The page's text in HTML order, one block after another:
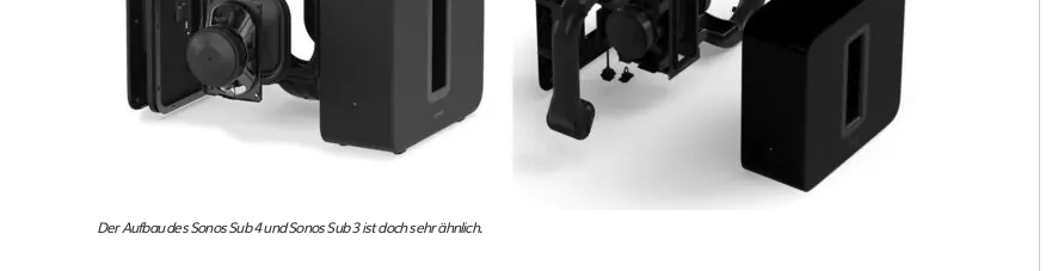
Der Aufbau des Sonos Sub 4 und Sonos Sub 3 ist doch sehr ähnlich.